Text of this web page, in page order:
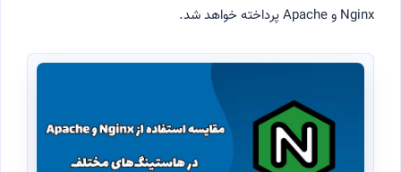
Nginx و Apache پرداخته خواهد شد.